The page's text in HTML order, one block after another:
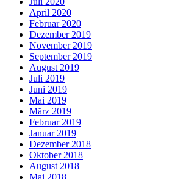
April 2020
Februar 2020
Dezember 2019
November 2019
September 2019
August 2019
Juli 2019
Juni 2019
Mai 2019
März 2019
Februar 2019
Januar 2019
Dezember 2018
Oktober 2018
August 2018
Mai 2018